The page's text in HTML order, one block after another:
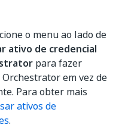
o menu ao lado de
ativo de credencial
para fazer
em vez de
Para obter mais
ativos de
.